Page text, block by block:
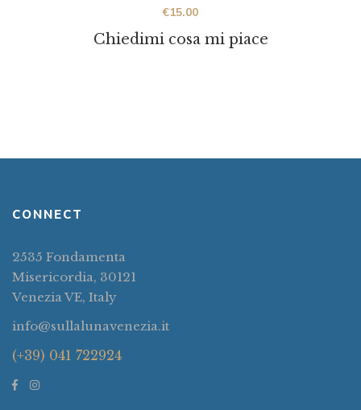
Chiedimi cosa mi piace
€15.00
CONNECT
2535 Fondamenta
Misericordia, 30121
Venezia VE, Italy
info@sullalunavenezia.it
(+39) 041 722924